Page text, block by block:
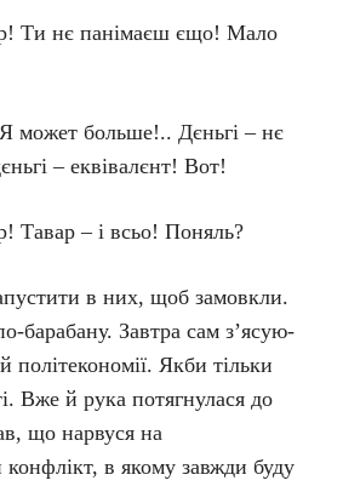
Ти нє панімаєш єщо! Мало
может больше!.. Дєньгі – нє
– еквівалєнт! Вот!
Тавар – і всьо! Поняль?
в них, щоб замовкли.
барабану. Завтра сам з’ясую-
політекономії. Якби тільки
Вже й рука потягнулася до
що нарвуся на
конфлікт, в якому завжди буду